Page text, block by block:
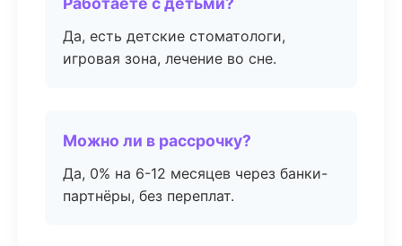
Да, есть детские стоматологи,
игровая зона, лечение во сне.
Можно ли в рассрочку?
Да, 0% на 6-12 месяцев через банки-
партнёры, без переплат.